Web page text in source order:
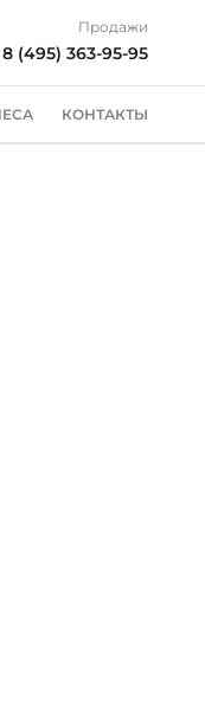
Продажи
8 (495) 363-95-95
КОНТАКТЫ